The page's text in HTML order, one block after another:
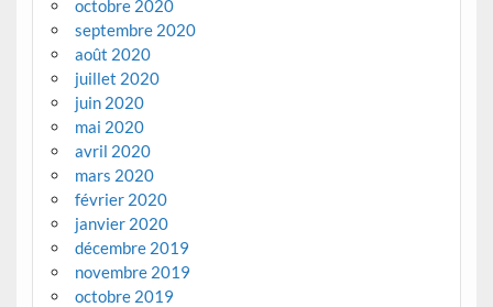
octobre 2020
septembre 2020
août 2020
juillet 2020
juin 2020
mai 2020
avril 2020
mars 2020
février 2020
janvier 2020
décembre 2019
novembre 2019
octobre 2019